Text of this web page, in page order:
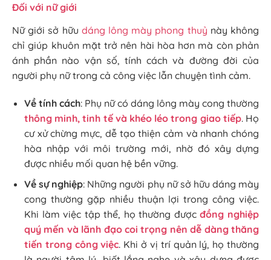
Đối với nữ giới
Nữ giới sở hữu dáng lông mày phong thuỷ này không
chỉ giúp khuôn mặt trở nên hài hòa hơn mà còn phản
ánh phần nào vận số, tính cách và đường đời của
người phụ nữ trong cả công việc lẫn chuyện tình cảm.
Về tính cách: Phụ nữ có dáng lông mày cong thường
thông minh, tinh tế và khéo léo trong giao tiếp. Họ
cư xử chừng mực, dễ tạo thiện cảm và nhanh chóng
hòa nhập với môi trường mới, nhờ đó xây dựng
được nhiều mối quan hệ bền vững.
Về sự nghiệp: Những người phụ nữ sở hữu dáng mày
cong thường gặp nhiều thuận lợi trong công việc.
Khi làm việc tập thể, họ thường đượcđồng nghiệp
quý mến và lãnh đạo coi trọng nên dễ dàng thăng
tiến trong công việc. Khi ở vị trí quản lý, họ thường